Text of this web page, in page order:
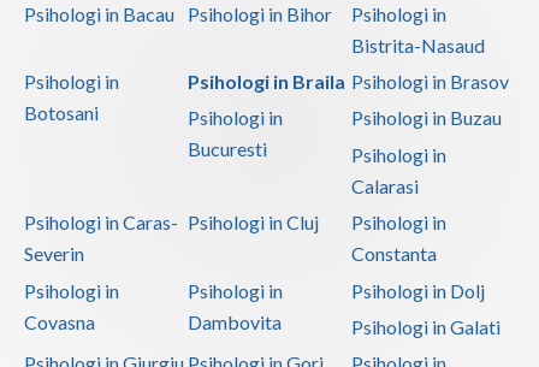
Psihologi in Bacau
Psihologi in Bihor
Psihologi in
Bistrita-Nasaud
Psihologi in
Botosani
Psihologi in Braila Psihologi in Brasov
Psihologi in
Bucuresti
Psihologi in Buzau
Psihologi in
Calarasi
Psihologi in Caras-
Severin
Psihologi in Cluj
Psihologi in
Constanta
Psihologi in
Covasna
Psihologi in
Dambovita
Psihologi in Dolj
Psihologi in Galati